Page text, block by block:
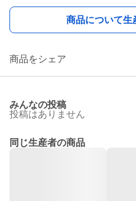
商品について生
商品をシェア
みんなの投稿
投稿はありません
同じ生産者の商品